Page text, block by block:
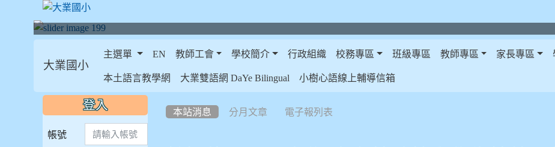
大業國小
主選單 EN 教師工會 學校簡介 行政組織 校務專區 班級專區 教師專區 家長專區
本土語言教學網 大業雙語網 DaYe Bilingual 小樹心語線上輔導信箱
本站消息 分月文章 電子報列表
::: 登入
帳號